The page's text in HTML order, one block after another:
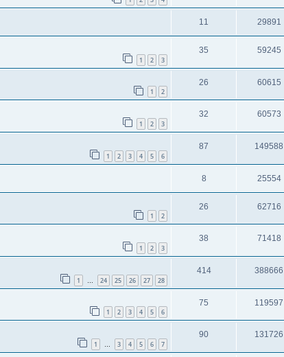
11 29891
1 2 3
35 59245
1 2
26 60615
1 2 3
32 60573
1 2 3 4 5 6
87 149588
8 25554
1 2
26 62716
1 2 3
38 71418
1 … 24 25 26 27 28
414 388666
1 2 3 4 5 6
75 119597
1 … 3 4 5 6 7
90 131726